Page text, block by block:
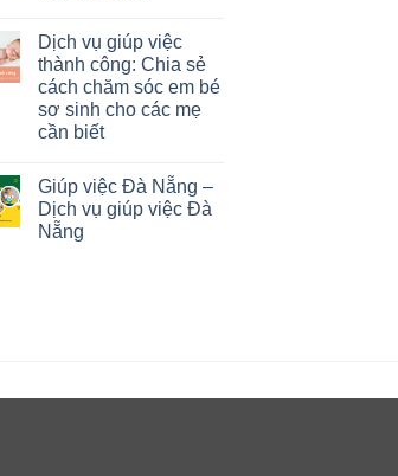
Dịch vụ giúp việc
thành công: Chia sẻ
cách chăm sóc em bé
sơ sinh cho các mẹ
cần biết
Giúp việc Đà Nẵng –
Dịch vụ giúp việc Đà
Nẵng